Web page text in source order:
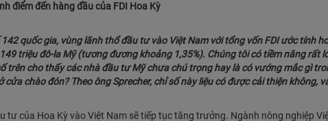
điểm đến hàng đầu của FDI Hoa Kỳ
quốc gia, vùng lãnh thổ đầu tư vào Việt Nam với tổng vốn FDI ước tính
triệu đô-la Mỹ (tương đương khoảng 1,35%). Chúng tôi có tiềm năng rất
trên cho thấy các nhà đầu tư Mỹ chưa chú trọng hay là có vướng mắc gì
chào đón? Theo ông Sprecher, chỉ số này liệu có được cải thiện không,
tư của Hoa Kỳ vào Việt Nam sẽ tiếp tục tăng trưởng. Ngành nông nghiệp